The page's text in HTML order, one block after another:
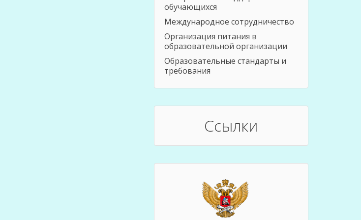
обучающихся
Международное сотрудничество
Организация питания в
образовательной организации
Образовательные стандарты и
требования
Ссылки